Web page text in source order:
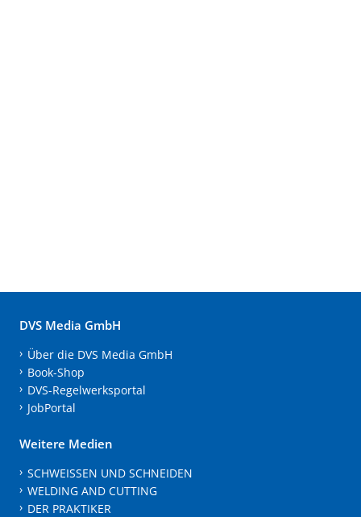
DVS Media GmbH
Über die DVS Media GmbH
Book-Shop
DVS-Regelwerksportal
JobPortal
Weitere Medien
SCHWEISSEN UND SCHNEIDEN
WELDING AND CUTTING
DER PRAKTIKER